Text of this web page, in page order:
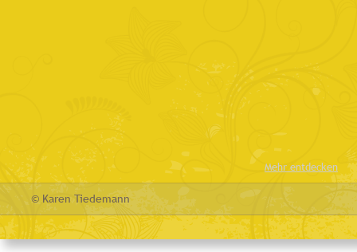
© Karen Tiedemann
Mehr entdecken